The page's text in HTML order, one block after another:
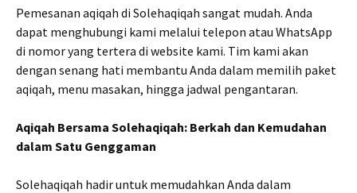
Pemesanan aqiqah di Solehaqiqah sangat mudah. Anda
dapat menghubungi kami melalui telepon atau WhatsApp
di nomor yang tertera di website kami. Tim kami akan
dengan senang hati membantu Anda dalam memilih paket
aqiqah, menu masakan, hingga jadwal pengantaran.
Aqiqah Bersama Solehaqiqah: Berkah dan Kemudahan
dalam Satu Genggaman
Solehaqiqah hadir untuk memudahkan Anda dalam